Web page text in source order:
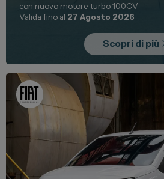
con nuovo motore turbo 100CV
Valida fino al 27 Agosto 2026
Scopri di più